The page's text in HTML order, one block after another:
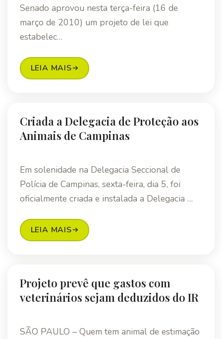
Senado aprovou nesta terça-feira (16 de
março de 2010) um projeto de lei que
estabelec…
LEIA MAIS
Criada a Delegacia de Proteção aos
Animais de Campinas
Em solenidade na Delegacia Seccional de
Polícia de Campinas, sexta-feira, dia 5, foi
oficialmente criada e instalada a Delegacia …
LEIA MAIS
Projeto prevê que gastos com
veterinários sejam deduzidos do IR
SÃO PAULO – Quem tem animal de estimação